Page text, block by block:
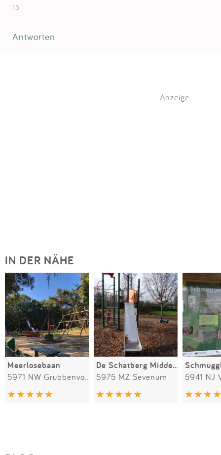
15
Antworten
Anzeige
IN DER NÄHE
Meerlosebaan De Schatberg Midden Peelweg
5975 MZ Sevenum 5941 NJ